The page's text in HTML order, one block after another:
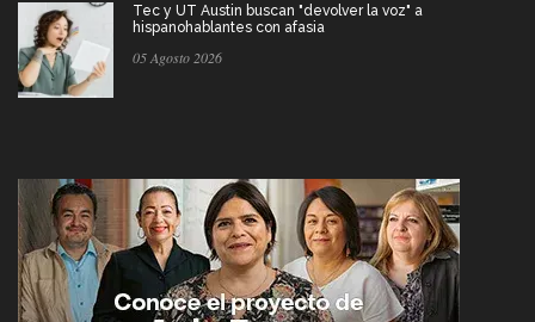
Tec y UT Austin buscan "devolver la voz" a
hispanohablantes con afasia
05 Agosto 2026